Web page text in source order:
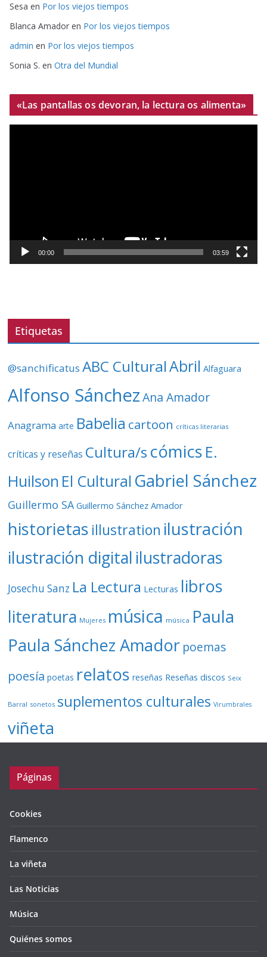
Sesa en Por los viejos tiempos
Blanca Amador en Por los viejos tiempos
admin en Por los viejos tiempos
Sonia S. en Otra del Mundial
«Las pantallas os devoran, la lectura os alimenta»
o
í
e
00:00 03:59
Etiquetas
@sanchificatus ABC CulturalAbril Alfaguara
Alfonso Sánchez Ana Amador
Anagrama arte Babelia cartoon críticas literarias
críticas y reseñas Cultura/s cómics E.
Huilson El Cultural Gabriel Sánchez
Guillermo SA Guillermo Sánchez Amador
historietas illustration ilustración
ilustración digital ilustradoras
Josechu Sanz La Lectura Lecturas libros
literatura Mujeres música música Paula
Paula Sánchez Amador poemas
poesía poetas relatos reseñas Reseñas discos Seix
Barral sonetos suplementos culturales Virumbrales
viñeta
Páginas
Cookies
Flamenco
La viñeta
Las Noticias
Música
Quiénes somos